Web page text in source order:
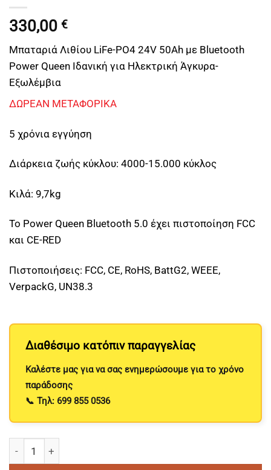
330,00 €
Μπαταριά Λιθίου LiFe-PO4 24V 50Ah με Bluetooth
Power Queen Ιδανική για Ηλεκτρική Άγκυρα-
Εξωλέμβια
ΔΩΡΕΑΝ ΜΕΤΑΦΟΡΙΚΑ
5 χρόνια εγγύηση
Διάρκεια ζωής κύκλου: 4000-15.000 κύκλος
Κιλά: 9,7kg
Το Power Queen Bluetooth 5.0 έχει πιστοποίηση FCC
και CE-RED
Πιστοποιήσεις: FCC, CE, RoHS, BattG2, WEEE,
VerpackG, UN38.3
Διαθέσιμο κατόπιν παραγγελίας